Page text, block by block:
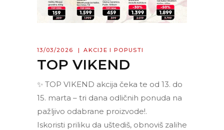
13/03/2026 AKCIJE I POPUSTI
TOP VIKEND
✨ TOP VIKEND akcija čeka te od 13. do
15. marta – tri dana odličnih ponuda na
pažljivo odabrane proizvode!.
Iskoristi priliku da uštediš, obnoviš zalihe